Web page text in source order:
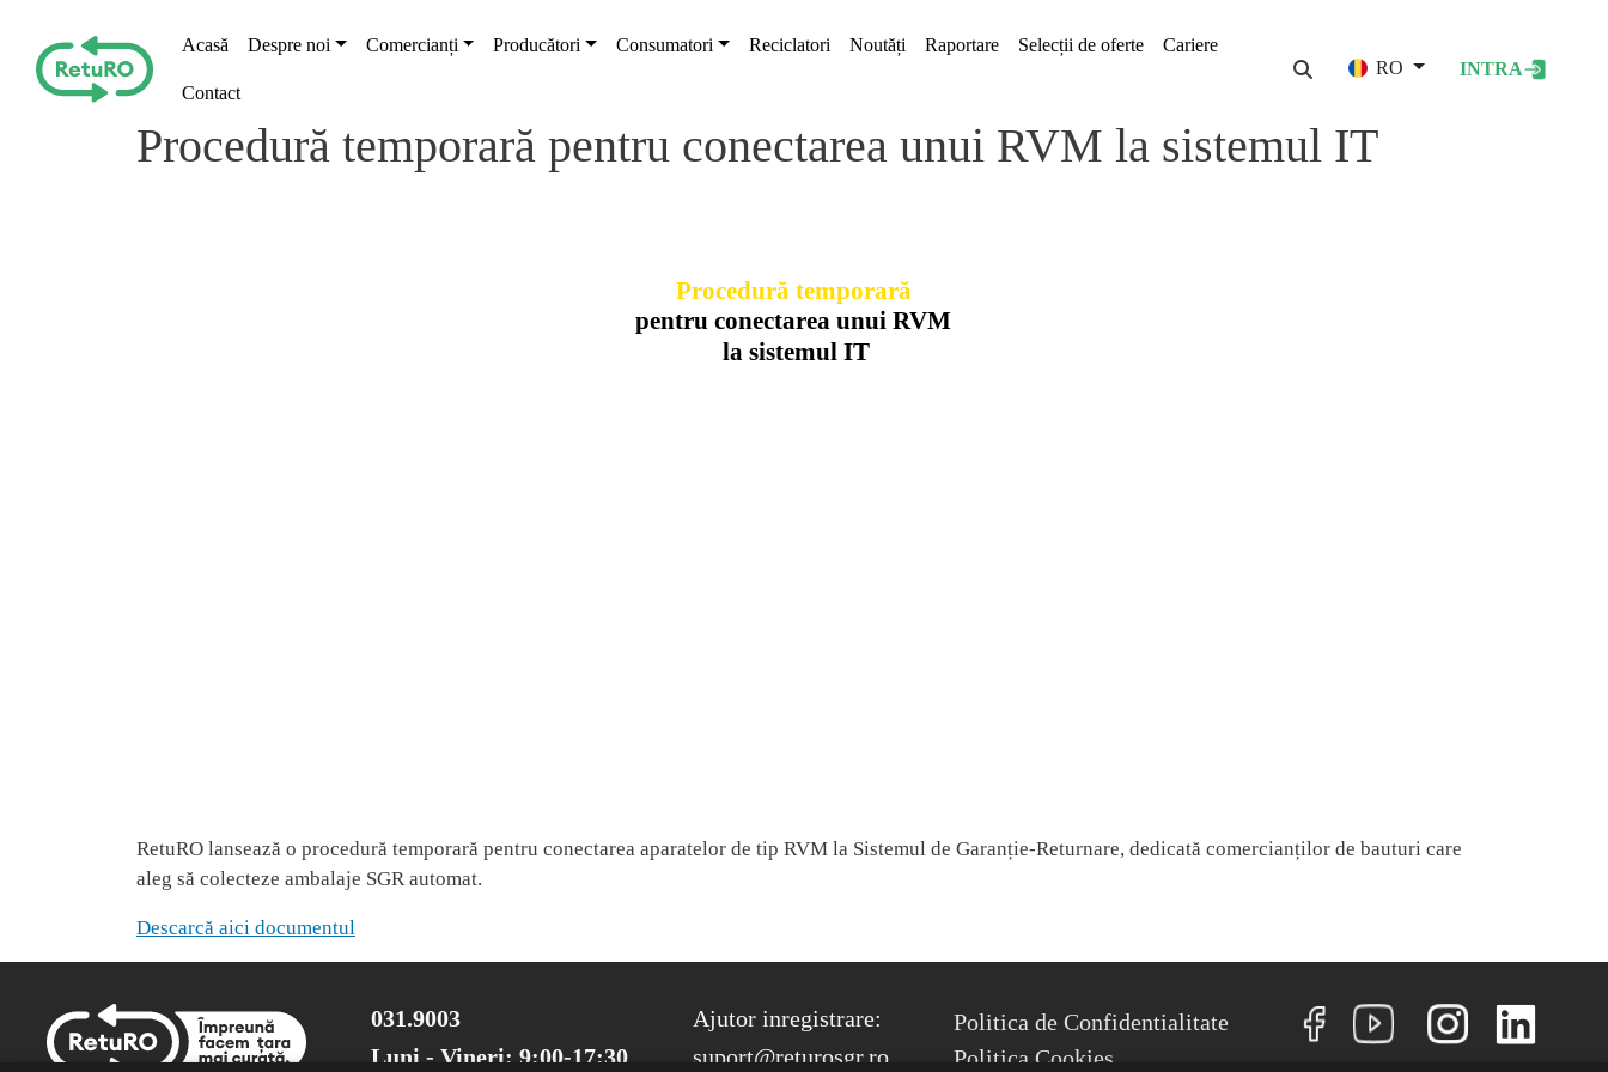
Main navigation
Acasă Despre noi Comercianți Producători Consumatori Reciclatori Noutăți Raportare Selecții de oferte Cariere
Contact
RO User
INTRA
Procedură temporară pentru conectarea unui RVM la sistemul IT
RetuRO lansează o procedură temporară pentru conectarea aparatelor de tip RVM la Sistemul de Garanție-Returnare, dedicată comercianților de bauturi care
aleg să colecteze ambalaje SGR automat.
Descarcă aici documentul
031.9003
Luni - Vineri: 9:00-17:30
Ajutor inregistrare:
suport@returosgr.ro
FOOTER MENU
Politica de Confidentialitate
Politica Cookies